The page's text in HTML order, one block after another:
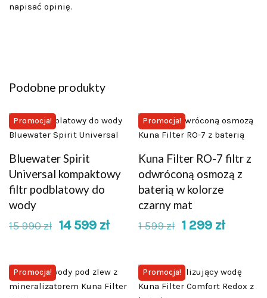
napisać opinię.
Podobne produkty
Promocja!
Bluewater Spirit
Universal kompaktowy
filtr podblatowy do
wody
15 990zł 14 599 zł
Promocja!
Kuna Filter RO-7 filtr z
odwróconą osmozą z
baterią w kolorze
czarny mat
1 599zł 1 299 zł
Promocja! Promocja!